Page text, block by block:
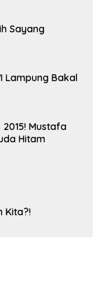
Sayang
Lampung Bakal
Mustafa
Hitam
Kita?!